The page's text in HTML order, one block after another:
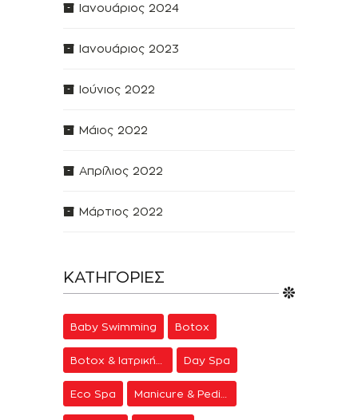
Ιανουάριος 2024
Ιανουάριος 2023
Ιούνιος 2022
Μάιος 2022
Απρίλιος 2022
Μάρτιος 2022
ΚΑΤΗΓΟΡΊΕΣ
Baby Swimming Botox
Day Spa
Eco Spa